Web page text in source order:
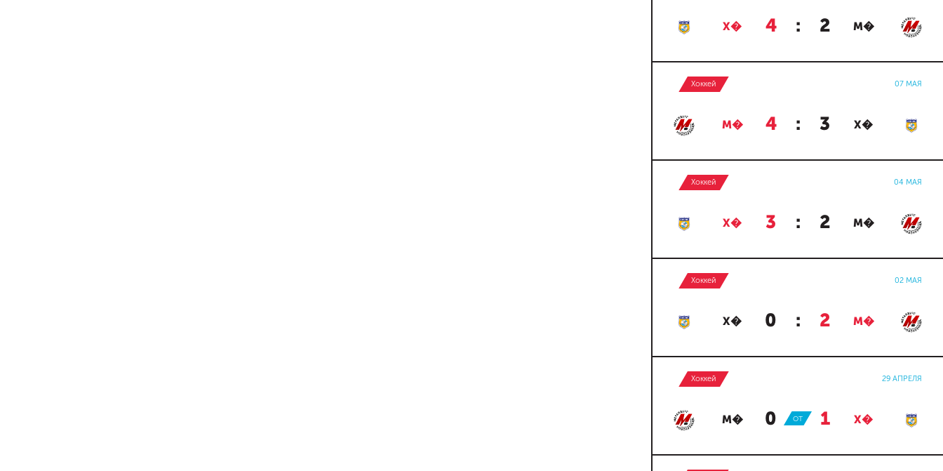
Х� 4 : 2 М�
Хоккей 07 МАЯ
М� 4 : 3 Х�
Хоккей 04 МАЯ
Х� 3 : 2 М�
Хоккей 02 МАЯ
Х� 0 : 2 М�
Хоккей 29 АПРЕЛЯ
М� 0 : 1 Х�
ОТ